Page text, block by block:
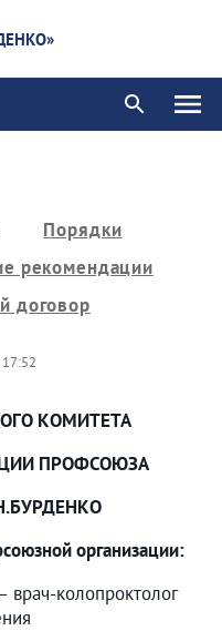
Порядки
рекомендации
договор
КОМИТЕТА
ПРОФСОЮЗА
организации:
– врач-колопроктолог